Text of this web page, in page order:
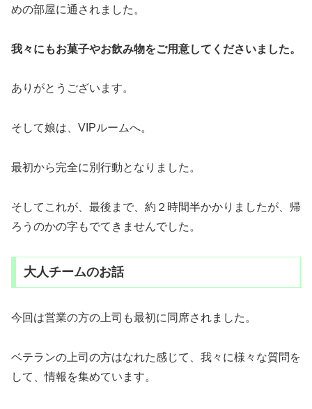
めの部屋に通されました。
我々にもお菓子やお飲み物をご用意してくださいました。
ありがとうございます。
そして娘は、VIPルームへ。
最初から完全に別行動となりました。
そしてこれが、最後まで、約２時間半かかりましたが、帰
ろうのかの字もでてきませんでした。
大人チームのお話
今回は営業の方の上司も最初に同席されました。
ベテランの上司の方はなれた感じて、我々に様々な質問を
して、情報を集めています。